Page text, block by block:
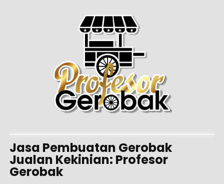
Jasa Pembuatan Gerobak
Jualan Kekinian: Profesor
Gerobak